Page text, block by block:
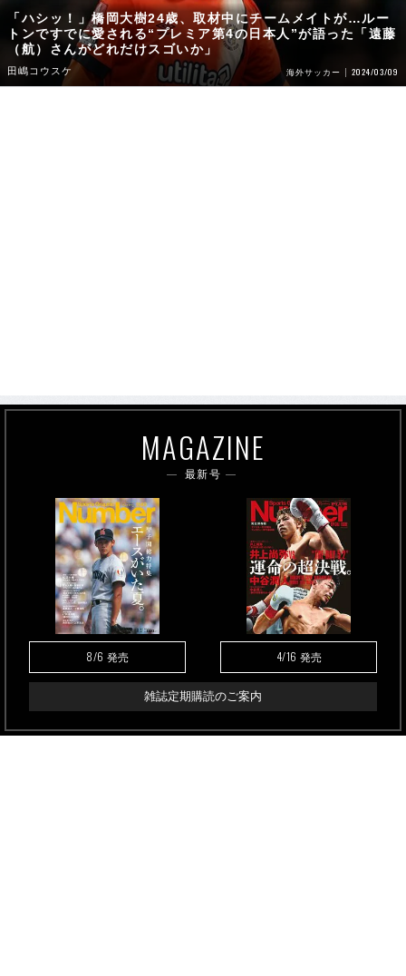
「ハシッ！」橋岡大樹24歳、取材中にチームメイトが…ルー
トンですでに愛される“プレミア第4の日本人”が語った「遠藤
（航）さんがどれだけスゴいか」
田嶋コウスケ 海外サッカー 2024/03/09
MAGAZINE
最新号
8/6 発売 4/16 発売
雑誌定期購読のご案内